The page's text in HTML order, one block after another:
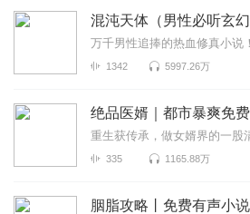
混沌天体（男性必听玄
万千男性追捧的热血修真小说
1342 5997.26万
绝品医婿｜都市暴爽免
重生获传承，做女婿界的一股
335 1165.88万
胭脂攻略丨免费有声小